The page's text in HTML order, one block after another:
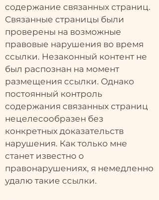
содержание связанных страниц.
Связанные страницы были
проверены на возможные
правовые нарушения во время
ссылки. Незаконный контент не
был распознан на момент
размещения ссылки. Однако
постоянный контроль
содержания связанных страниц
нецелесообразен без
конкретных доказательств
нарушения. Как только мне
станет известно о
правонарушениях, я немедленно
удалю такие ссылки.